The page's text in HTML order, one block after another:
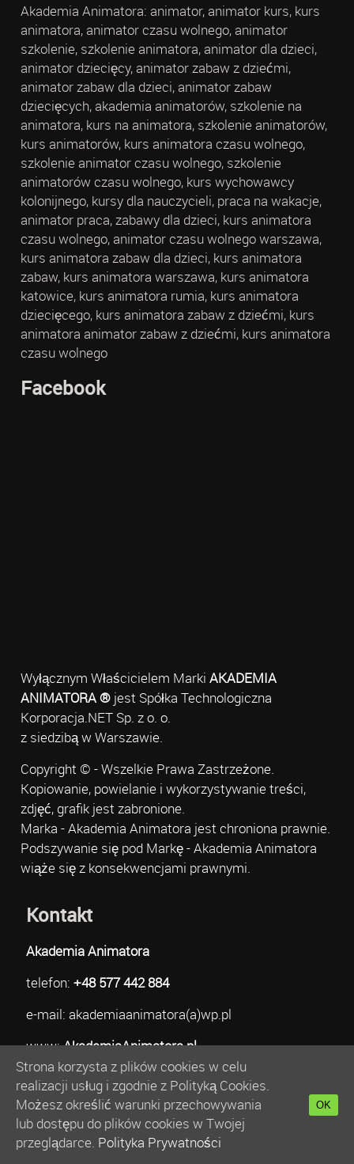
Akademia Animatora: animator, animator kurs, kurs
animatora, animator czasu wolnego, animator
szkolenie, szkolenie animatora, animator dla dzieci,
animator dziecięcy, animator zabaw z dziećmi,
animator zabaw dla dzieci, animator zabaw
dziecięcych, akademia animatorów, szkolenie na
animatora, kurs na animatora, szkolenie animatorów,
kurs animatorów, kurs animatora czasu wolnego,
szkolenie animator czasu wolnego, szkolenie
animatorów czasu wolnego, kurs wychowawcy
kolonijnego, kursy dla nauczycieli, praca na wakacje,
animator praca, zabawy dla dzieci, kurs animatora
czasu wolnego, animator czasu wolnego warszawa,
kurs animatora zabaw dla dzieci, kurs animatora
zabaw, kurs animatora warszawa, kurs animatora
katowice, kurs animatora rumia, kurs animatora
dziecięcego, kurs animatora zabaw z dziećmi, kurs
animatora animator zabaw z dziećmi, kurs animatora
czasu wolnego
Facebook
Wyłącznym Właścicielem Marki AKADEMIA
ANIMATORA ®jest Spółka Technologiczna
Korporacja.NET Sp. z o. o.
z siedzibą w Warszawie.
Copyright © - Wszelkie Prawa Zastrzeżone.
Kopiowanie, powielanie i wykorzystywanie treści,
zdjęć, grafik jest zabronione.
Marka - Akademia Animatora jest chroniona prawnie.
Podszywanie się pod Markę - Akademia Animatora
wiąże się z konsekwencjami prawnymi.
Kontakt
Akademia Animatora
telefon: +48 577 442 884
e-mail: akademiaanimatora(a)wp.pl
www:AkademiaAnimatora.pl
Akademia Animatora
Kurs Animatora Warszawa
Kurs Animatora Poznań
Strona korzysta z plików cookies w celu
realizacji usług i zgodnie z Polityką Cookies.
Możesz określić warunki przechowywania
lub dostępu do plików cookies w Twojej
przeglądarce. Polityka Prywatności
OK